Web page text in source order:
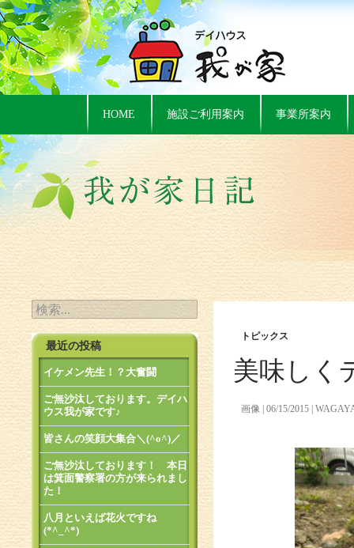
HOME 施設ご利用案内 事業所案内
トピックス
美味しく
画像 06/15/2015
検索:
最近の投稿
イケメン先生！？大奮闘
ご無沙汰しております。デイハ
ウス我が家です♪
皆さんの笑顔大集合＼(^o^)／
ご無沙汰しております！ 本日
は箕面警察署の方が来られまし
た！
八月といえば花火ですね
(*^_^*)